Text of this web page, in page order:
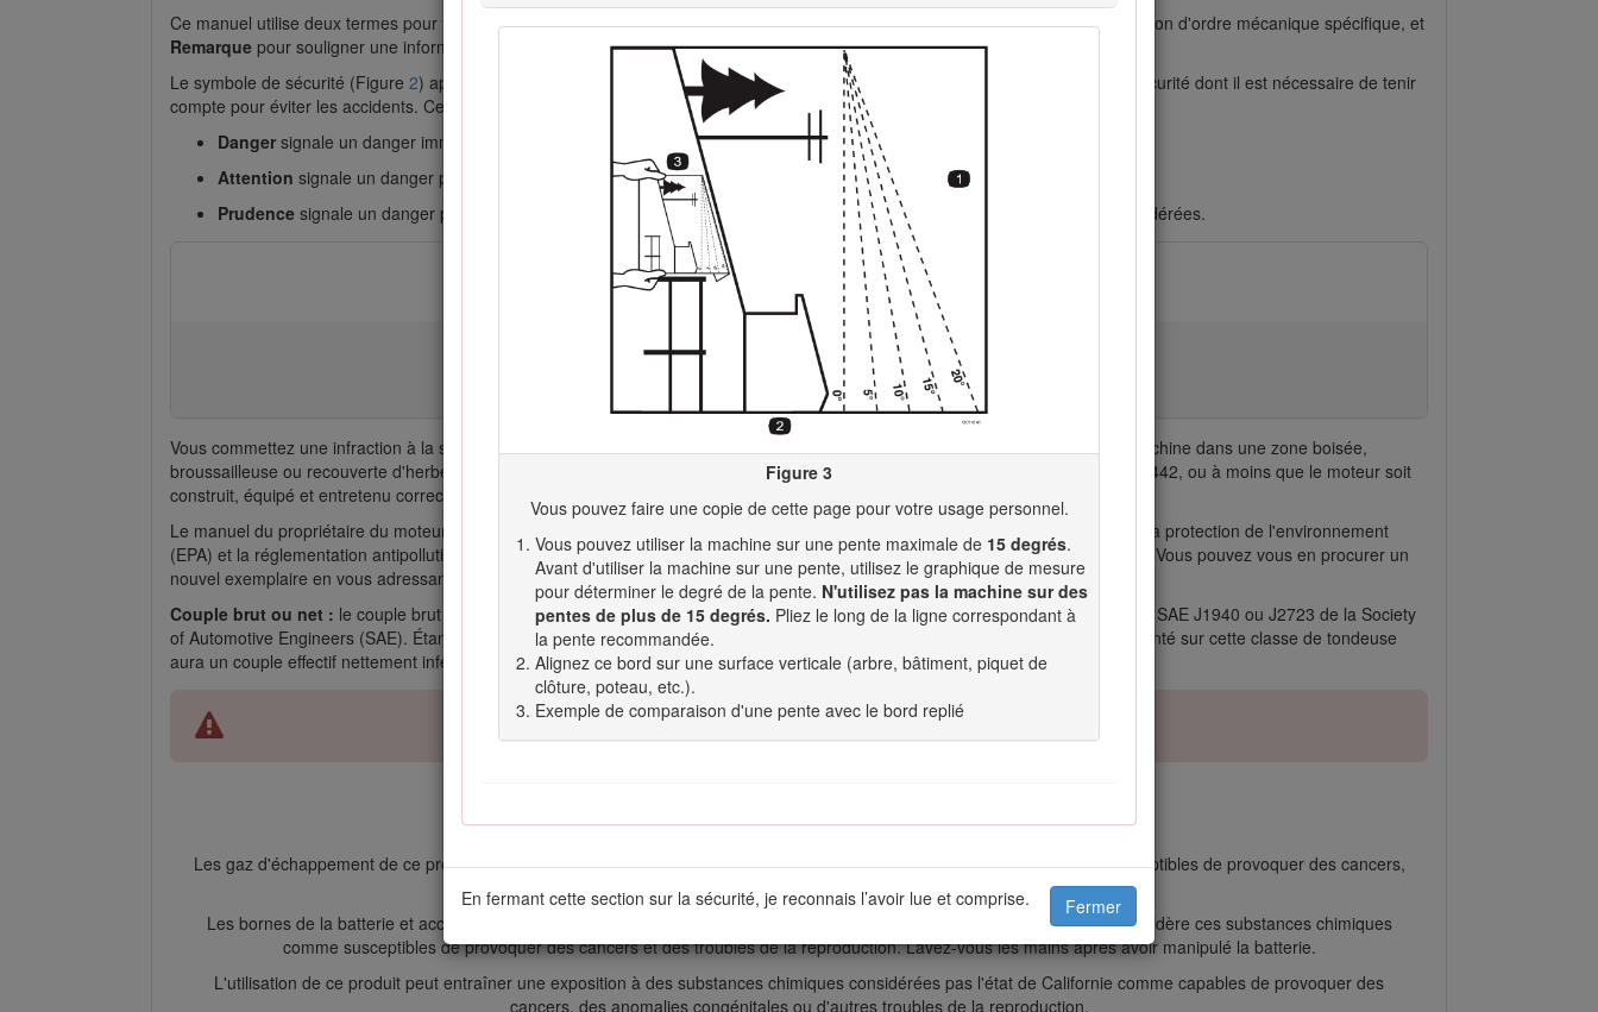
Figure 3
Vous pouvez faire une copie de cette page pour votre usage personnel.
Vous pouvez utiliser la machine sur une pente maximale de 15 degrés.
Avant d'utiliser la machine sur une pente, utilisez le graphique de mesure
pour déterminer le degré de la pente. N'utilisez pas la machine sur des
pentes de plus de 15 degrés. Pliez le long de la ligne correspondant à
la pente recommandée.
Alignez ce bord sur une surface verticale (arbre, bâtiment, piquet de
clôture, poteau, etc.).
Exemple de comparaison d'une pente avec le bord replié
En fermant cette section sur la sécurité, je reconnais l’avoir lue et comprise. Fermer
Ce manuel utilise deux termes pour faire passer des renseignements essentiels.Importantpour attirer l'attention sur une information d'ordre mécanique spécifique, et
Remarque pour souligner une information d'ordre général méritant une attention particulière.
Le symbole de sécurité (Figure 2) apparaît à la fois dans ce manuel et sur la machine pour identifier d'importants messages de sécurité dont il est nécessaire de tenir
compte pour éviter les accidents. Ce symbole apparaît avec la mention Danger, Attentionou
Danger signale un danger immédiat qui, s'il n'est pas évité, entraînera obligatoirement
Attention signale un danger potentiel qui, s'il n'est pas évité,risque d'entraîner
des blessures graves ou mortelles.
Prudence signale un danger potentiel qui, s'il n'est pas évité, peut éventuellement entraîner des blessures légères ou modérées.
Figure 2
Symbole de sécurité
Vous commettez une infraction à la section 4442 ou 4443 du Code des ressources publiques de Californie si vous utilisez cette machine dans une zone boisée,
broussailleuse ou recouverte d'herbe, à moins d'équiper le moteur d'un pare-étincelles en bon état, tel que défini dans la section 4442, ou à moins que le moteur soit
construit, équipé et entretenu correctement pour prévenir les incendies.
Le manuel du propriétaire du moteur ci-joint est fourni à titre informatif concernant la réglementation de l'Agence américaine pour la protection de l'environnement
(EPA) et la réglementation antipollution de l'état de Californie relative aux systèmes antipollution, à leur entretien et à leur garantie. Vous pouvez vous en procurer un
nouvel exemplaire en vous adressant au constructeur du moteur.
Couple brut ou net : le couple brut ou net de ce moteur a été calculé en laboratoire par le constructeur du moteur selon la norme SAE J1940 ou J2723 de la Society
of Automotive Engineers (SAE). Étant configuré pour satisfaire aux normes de sécurité, antipollution et d'exploitation, le moteur monté sur cette classe de tondeuse
aura un couple effectif nettement inférieur. Reportez-vous au manuel du constructeur du moteur fourni avec la machine.
Attention
Proposition 65 - Avertissement
Les gaz d'échappement de ce produit contiennent des substances chimiques considérées par l'état de Californie comme susceptibles de provoquer des cancers,
des malformations congénitales et autres troubles de la reproduction.
Les bornes de la batterie et accessoires connexes contiennent du plomb et des composés de plomb. L'état de Californie considère ces substances chimiques
comme susceptibles de provoquer des cancers et des troubles de la reproduction. Lavez-vous les mains après avoir manipulé la batterie.
L'utilisation de ce produit peut entraîner une exposition à des substances chimiques considérées pas l'état de Californie comme capables de provoquer des
cancers, des anomalies congénitales ou d'autres troubles de la reproduction.